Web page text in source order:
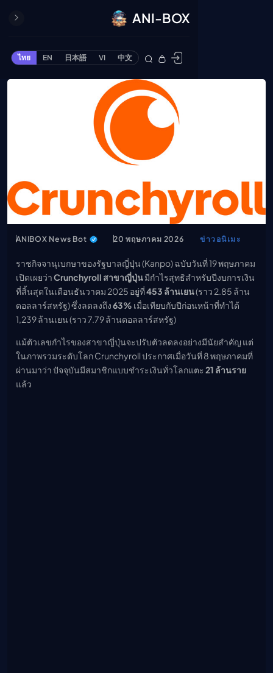
ข้ามไปยังเนื้อหา
ANI-BOX
ไทย EN 日本語 VI 中文
ปิด
ONE PIECE
Cardgame
Cardlist
Collection
Deck Builder
My-Collection
PREMIUM SERVICE
ทีวีออนไลน์
แนะนำรายการทีวี
ตารางออกอากาศอนิ
เมะ (คืนนี้)
ตารางออกอากาศอนิ
เมะ
ANIBOX News Bot 20 พฤษภาคม 2026 ข่าวอนิเมะ
ราชกิจจานุเบกษาของรัฐบาลญี่ปุ่น (Kanpo) ฉบับวันที่ 19 พฤษภาคม
เปิดเผยว่าCrunchyroll สาขาญี่ปุ่นมีกำไรสุทธิสำหรับปีงบการเงิน
ที่สิ้นสุดในเดือนธันวาคม 2025 อยู่ที่453 ล้านเยน(ราว 2.85 ล้าน
ดอลลาร์สหรัฐ) ซึ่งลดลงถึง63% เมื่อเทียบกับปีก่อนหน้าที่ทำได้
1,239 ล้านเยน (ราว 7.79 ล้านดอลลาร์สหรัฐ)
แม้ตัวเลขกำไรของสาขาญี่ปุ่นจะปรับตัวลดลงอย่างมีนัยสำคัญ แต่
ในภาพรวมระดับโลก Crunchyroll ประกาศเมื่อวันที่ 8 พฤษภาคมที่
ผ่านมาว่า ปัจจุบันมีสมาชิกแบบชำระเงินทั่วโลกแตะ 21 ล้านราย
แล้ว